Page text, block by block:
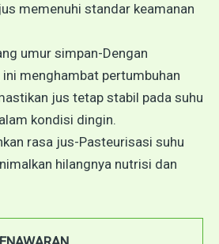
memenuhi standar keamanan
umur simpan-Dengan
menghambat pertumbuhan
jus tetap stabil pada suhu
kondisi dingin.
rasa jus-Pasteurisasi suhu
hilangnya nutrisi dan